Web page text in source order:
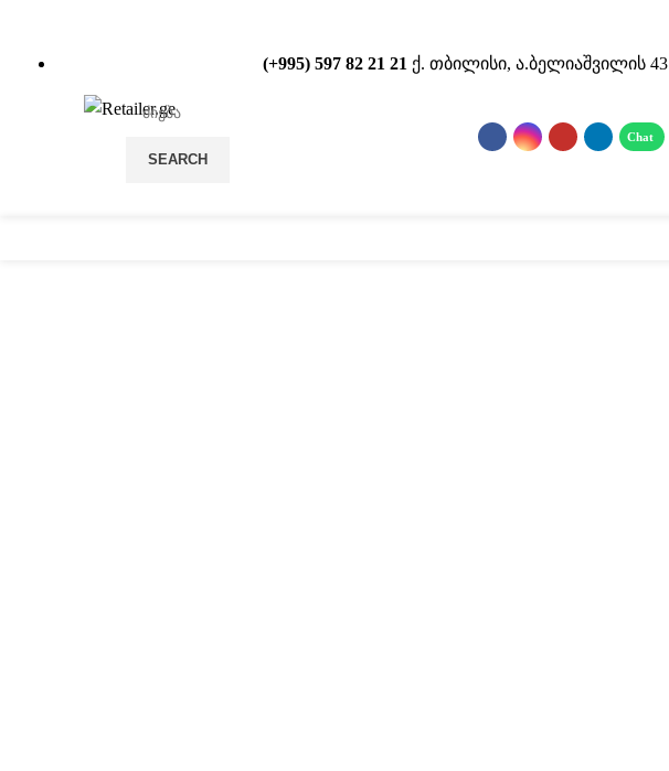
(+995) 597 82 21 21 ქ. თბილისი, ა.ბელიაშვილის 43
SEARCH